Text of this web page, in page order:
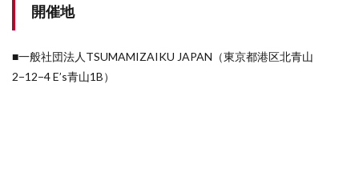
開催地
■一般社団法人TSUMAMIZAIKU JAPAN（東京都港区北青山
2−12−4 E’s青山1B）